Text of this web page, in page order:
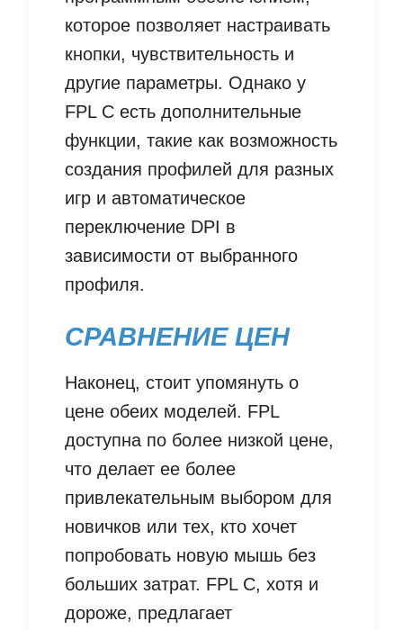
которое позволяет настраивать
кнопки, чувствительность и
другие параметры. Однако у
FPL C есть дополнительные
функции, такие как возможность
создания профилей для разных
игр и автоматическое
переключение DPI в
зависимости от выбранного
профиля.
СРАВНЕНИЕ ЦЕН
Наконец, стоит упомянуть о
цене обеих моделей. FPL
доступна по более низкой цене,
что делает ее более
привлекательным выбором для
новичков или тех, кто хочет
попробовать новую мышь без
больших затрат. FPL C, хотя и
дороже, предлагает